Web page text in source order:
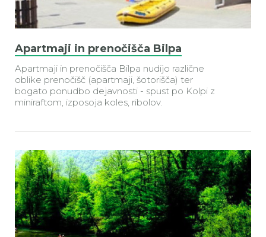
Apartmaji in prenočišča Bilpa
Apartmaji in prenočišča Bilpa nudijo različne
oblike prenočišč (apartmaji, šotorišča) ter
bogato ponudbo dejavnosti - spust po Kolpi z
miniraftom, izposoja koles, ribolov.